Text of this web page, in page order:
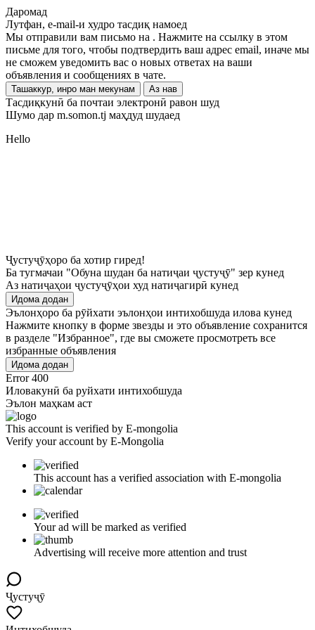
Даромад
Лутфан, e-mail-и худро тасдиқ намоед
Мы отправили вам письмо на . Нажмите на ссылку в этом
письме для того, чтобы подтвердить ваш адрес email, иначе мы
не сможем уведомить вас о новых ответах на ваши
объявления и сообщениях в чате.
Ташаккур, инро ман мекунам Аз нав
Тасдиқкунӣ ба почтаи электронӣ равон шуд
Шумо дар m.somon.tj маҳдуд шудаед
Hello
Ҷустуҷӯҳоро ба хотир гиред!
Ба тугмачаи "Обуна шудан ба натиҷаи ҷустуҷӯ" зер кунед
Аз натиҷаҳои ҷустуҷӯҳои худ натиҷагирӣ кунед
Идома додан
Эълонҳоро ба рӯйхати эълонҳои интихобшуда илова кунед
Нажмите кнопку в форме звезды и это объявление сохранится
в разделе "Избранное", где вы сможете просмотреть все
избранные объявления
Идома додан
Error 400
Иловакунӣ ба руйхати интихобшуда
Эълон маҳкам аст
This account is verified by E-mongolia
Verify your account by E-Mongolia
This account has a verified association with E-mongolia
Your ad will be marked as verified
Advertising will receive more attention and trust
Ҷустуҷӯ